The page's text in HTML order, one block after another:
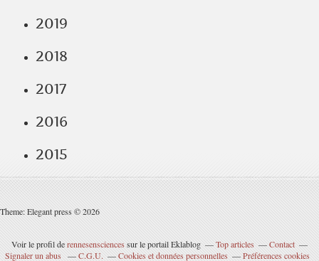
2019
2018
2017
2016
2015
Theme: Elegant press © 2026
Voir le profil derennesensciences sur le portail Eklablog Top articles
Contact
Signaler un abus
C.G.U. Cookies et données personnelles Préférences cookies